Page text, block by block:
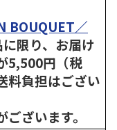
BOUQUET／
限り、お届け
5,500円（税
料負担はござい
ざいます。